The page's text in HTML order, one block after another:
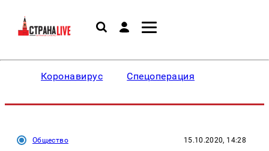
Коронавирус Спецоперация
Общество 15.10.2020, 14:28